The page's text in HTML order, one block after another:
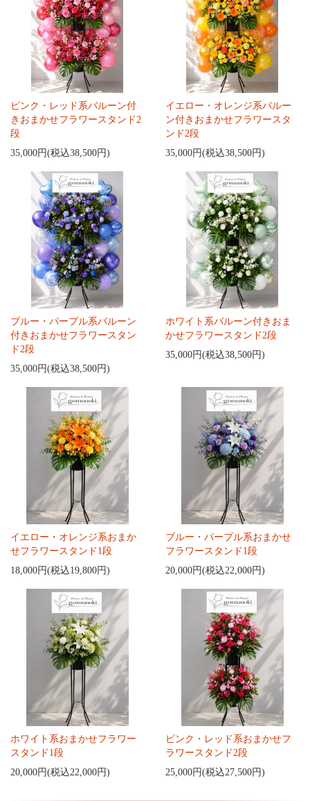
ピンク・レッド系バルーン付
きおまかせフラワースタンド2
段
35,000円(税込38,500円)
イエロー・オレンジ系バルー
ン付きおまかせフラワースタ
ンド2段
35,000円(税込38,500円)
ブルー・パープル系バルーン
付きおまかせフラワースタン
ド2段
35,000円(税込38,500円)
ホワイト系バルーン付きおま
かせフラワースタンド2段
35,000円(税込38,500円)
イエロー・オレンジ系おまか
せフラワースタンド1段
18,000円(税込19,800円)
ブルー・パープル系おまかせ
フラワースタンド1段
20,000円(税込22,000円)
ホワイト系おまかせフラワー
スタンド1段
20,000円(税込22,000円)
ピンク・レッド系おまかせフ
ラワースタンド2段
25,000円(税込27,500円)